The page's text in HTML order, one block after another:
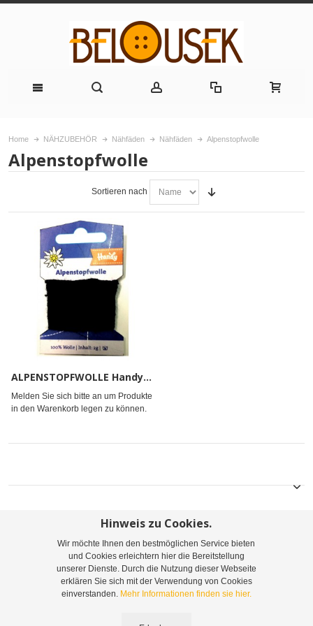
Home NÄHZUBEHÖR Nähfäden Nähfäden Alpenstopfwolle
Alpenstopfwolle
Sortieren nach
ALPENSTOPFWOLLE Handy 10x2gr
Melden Sie sich bitte an um Produkte
in den Warenkorb legen zu können.
Sitemap Suchbegriffe Erweiterte Suche
Bestellungen und Rücksendungen Kontaktieren Sie uns
Hinweis zu Cookies.
Wir möchte Ihnen den bestmöglichen Service bieten
und Cookies erleichtern hier die Bereitstellung
unserer Dienste. Durch die Nutzung dieser Webseite
erklären Sie sich mit der Verwendung von Cookies
einverstanden. Mehr Informationen finden sie hier.